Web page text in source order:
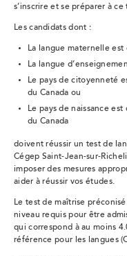
s’inscrire et se préparer à ce
Les candidats dont :
La langue maternelle
La langue
Le pays de citoyenneté
du Canada ou
Le pays de naissance est
du Canada
doivent réussir un test de
Cégep Saint-Jean-sur-
imposer des mesures
aider à réussir vos études.
Le test de maîtrise
niveau requis pour être
qui correspond à au moins
référence pour les langues